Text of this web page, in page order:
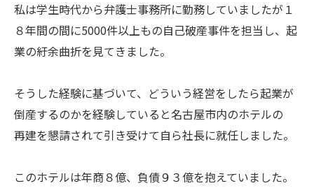
私は学生時代から弁護士事務所に勤務していましたが１
８年間の間に5000件以上もの自己破産事件を担当し、起
業の紆余曲折を見てきました。
そうした経験に基づいて、どういう経営をしたら起業が
倒産するのかを経験していると名古屋市内のホテルの
再建を懇請されて引き受けて自ら社長に就任しました。
このホテルは年商８億、負債９３億を抱えていました。